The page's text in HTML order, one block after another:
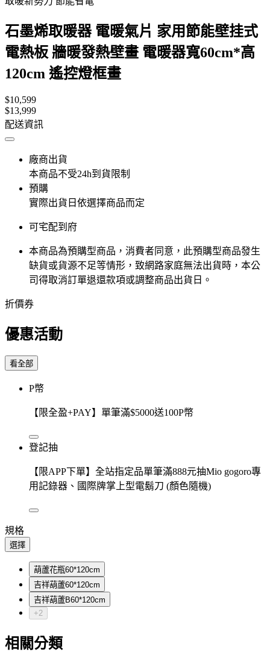
石墨烯取暖器 電暖氣片 家用節能壁挂式
電熱板 牆暖發熱壁畫 電暖器寬60cm*高
120cm 遙控燈框畫
$10,599
$13,999
配送資訊
廠商出貨
本商品不受24h到貨限制
預購
實際出貨日依選擇商品而定
可宅配到府
本商品為預購型商品，消費者同意，此預購型商品發生
缺貨或貨源不足等情形，​致網路家庭無法出貨時，本公
司得取消訂單退還款項或調整商品出貨日。
折價券
優惠活動
看全部
P幣
【限全盈+PAY】單筆滿$5000送100P幣
登記抽
【限APP下單】全站指定品單筆滿888元抽Mio gogoro專
用記錄器、國際牌掌上型電鬍刀 (顏色隨機)
規格
選擇
葫蘆花瓶60*120cm
吉祥葫蘆60*120cm
吉祥葫蘆B60*120cm
+2
相關分類